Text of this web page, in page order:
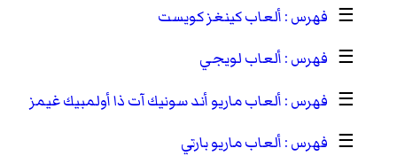
☰
ألعاب كينغز كويست
☰
ألعاب لويجي
☰
ألعاب ماريو أند سونيك آت ذا أولمبيك غيمز
☰
ألعاب ماريو بارتي